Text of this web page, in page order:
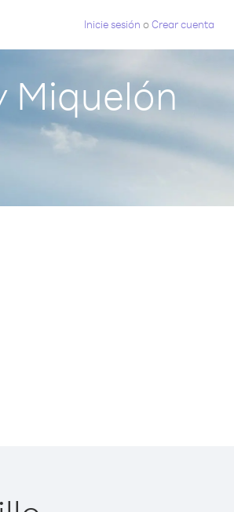
Inicie sesión oCrear cuenta
Miquelón